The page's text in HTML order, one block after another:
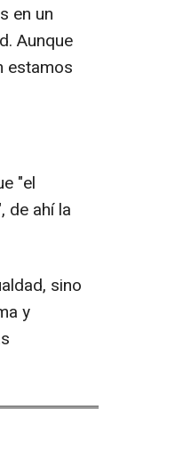
en un
Aunque
estamos
"el
de ahí la
sino
y